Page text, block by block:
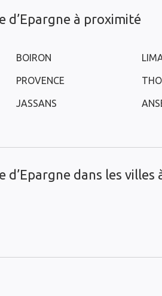
d’Epargne à proximité
BOIRON
PROVENCE
JASSANS
d’Epargne dans les